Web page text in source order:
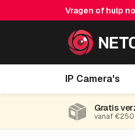
Vragen of hulp
IP Camera's
Gratis
vanaf €250